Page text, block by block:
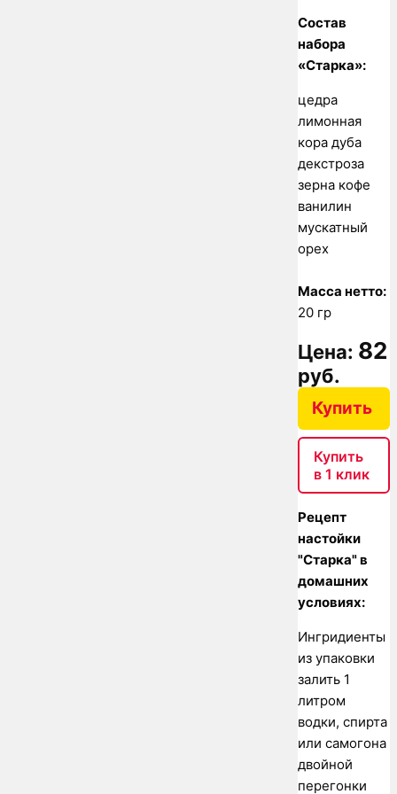
Состав
набора
«Старка»:
цедра
лимонная
кора дуба
декстроза
зерна кофе
ванилин
мускатный
орех
Масса нетто:
20 гр
Цена: 82
руб.
Купить
Купить
в 1 клик
Рецепт
настойки
"Старка" в
домашних
условиях:
Ингридиенты
из упаковки
залить 1
литром
водки, спирта
или самогона
двойной
перегонки